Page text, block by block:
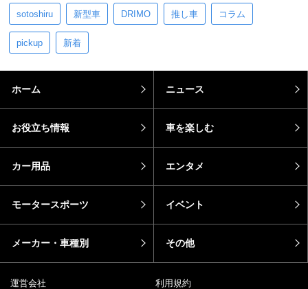
sotoshiru 新型車 DRIMO 推し車 コラム
pickup 新着
ホーム ニュース
お役立ち情報 車を楽しむ
カー用品 エンタメ
モータースポーツ イベント
メーカー・車種別 その他
運営会社 利用規約